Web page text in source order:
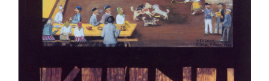
annika.oherde@emakeeleselts.ee
Palume külastus varem kokku leppida.